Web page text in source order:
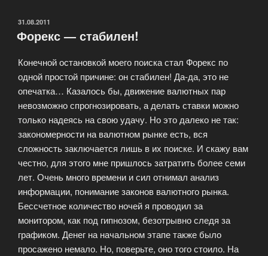
ОПУБЛИКОВАНО
31.08.2011
Форекс — стабилен!
Конечной остановкой моего поиска стал Форекс по
одной простой причине: он стабилен! Да-да, это не
опечатка… Казалось бы, движение валютных пар
невозможно спрогнозировать, а делать ставки можно
только надеясь на свою удачу. Но это далеко не так:
закономерности на валютном рынке есть, вся
сложность заключается лишь в их поиске. И скажу вам
честно, для этого мне пришлось затратить более семи
лет. Очень много времени и сил отнимал анализ
информации, понимание законов валютного рынка.
Бессчетное количество ночей я проводил за
монитором, как под гипнозом, безотрывно следя за
графиком. Денег на начальном этапе также было
просажено немало. Но, поверьте, оно того стоило. На